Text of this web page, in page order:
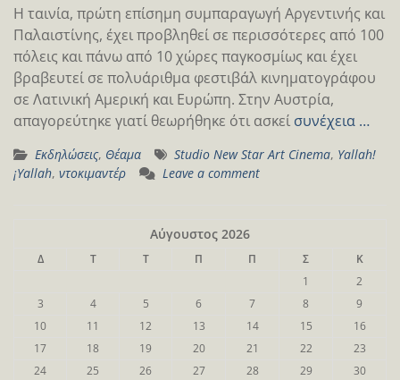
Η ταινία, πρώτη επίσημη συμπαραγωγή Αργεντινής και
Παλαιστίνης, έχει προβληθεί σε περισσότερες από 100
πόλεις και πάνω από 10 χώρες παγκοσμίως και έχει
βραβευτεί σε πολυάριθμα φεστιβάλ κινηματογράφου
σε Λατινική Αμερική και Ευρώπη. Στην Αυστρία,
απαγορεύτηκε γιατί θεωρήθηκε ότι ασκεί συνέχεια …
Εκδηλώσεις, Θέαμα Studio New Star Art Cinema, Yallah!
¡Yallah, ντοκιμαντέρ Leave a comment
Αύγουστος 2026
Δ Τ Τ Π Π Σ
Κ
1
2
3
4 5 6 7 8
9
10
11 12 13 14 15
16
17
18 19 20 21 22
23
24
25 26 27 28 29
30